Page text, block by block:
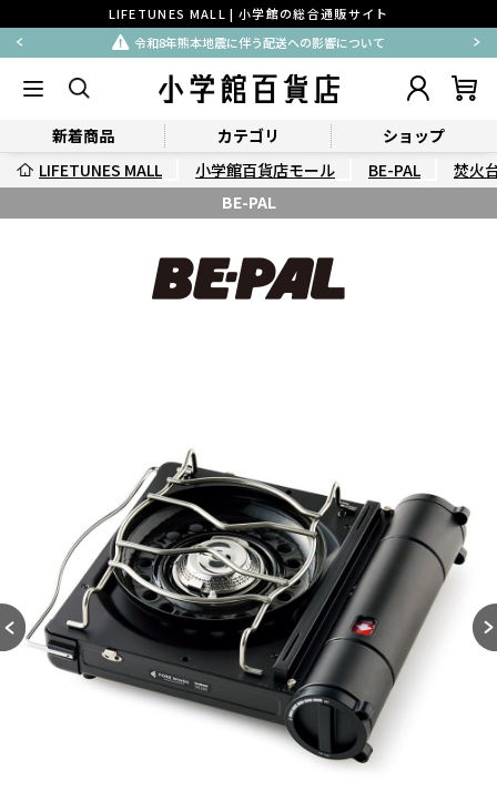
LIFETUNES MALL | 小学館の総合通販サイト
令和8年熊本地震に伴う配送への影響について
新着商品 カテゴリ
ショップ
LIFETUNES MALL
小学館百貨店モール BE-PAL
焚火
BE-PAL